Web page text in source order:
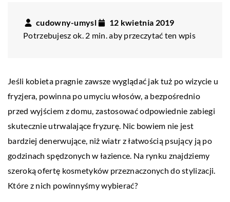
cudowny-umysl
12 kwietnia 2019
Potrzebujesz ok. 2 min. aby przeczytać ten wpis
Jeśli kobieta pragnie zawsze wyglądać jak tuż po wizycie u
fryzjera, powinna po umyciu włosów, a bezpośrednio
przed wyjściem z domu, zastosować odpowiednie zabiegi
skutecznie utrwalające fryzurę. Nic bowiem nie jest
bardziej denerwujące, niż wiatr z łatwością psujący ją po
godzinach spędzonych w łazience. Na rynku znajdziemy
szeroką ofertę kosmetyków przeznaczonych do stylizacji.
Które z nich powinnyśmy wybierać?